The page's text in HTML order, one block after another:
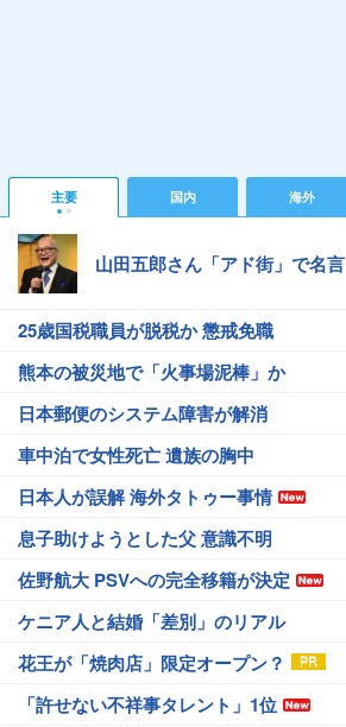
主要 国内 海外
山田五郎さん「アド街」で名言
25歳国税職員が脱税か 懲戒免職
熊本の被災地で「火事場泥棒」か
日本郵便のシステム障害が解消
車中泊で女性死亡 遺族の胸中
日本人が誤解 海外タトゥー事情
息子助けようとした父 意識不明
佐野航大 PSVへの完全移籍が決定
ケニア人と結婚「差別」のリアル
花王が「焼肉店」限定オープン？
「許せない不祥事タレント」1位